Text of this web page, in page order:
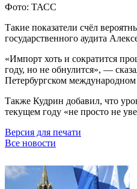
Фото: ТАСС
Такие показатели счёл
государственного аудита
«Импорт хоть и сократится
году, но не обнулится», —
Петербургском
Также Кудрин добавил, что
текущем году «не просто не
Версия для печати
Все новости